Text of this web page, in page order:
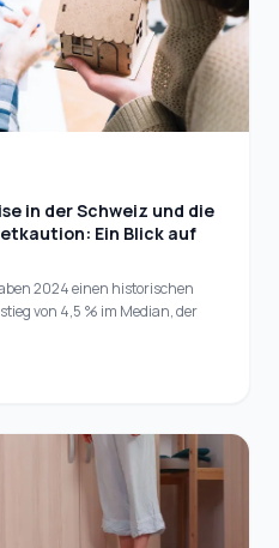
in der Schweiz und die
Ein Blick auf
2024 einen historischen
von 4,5 % im Median, der